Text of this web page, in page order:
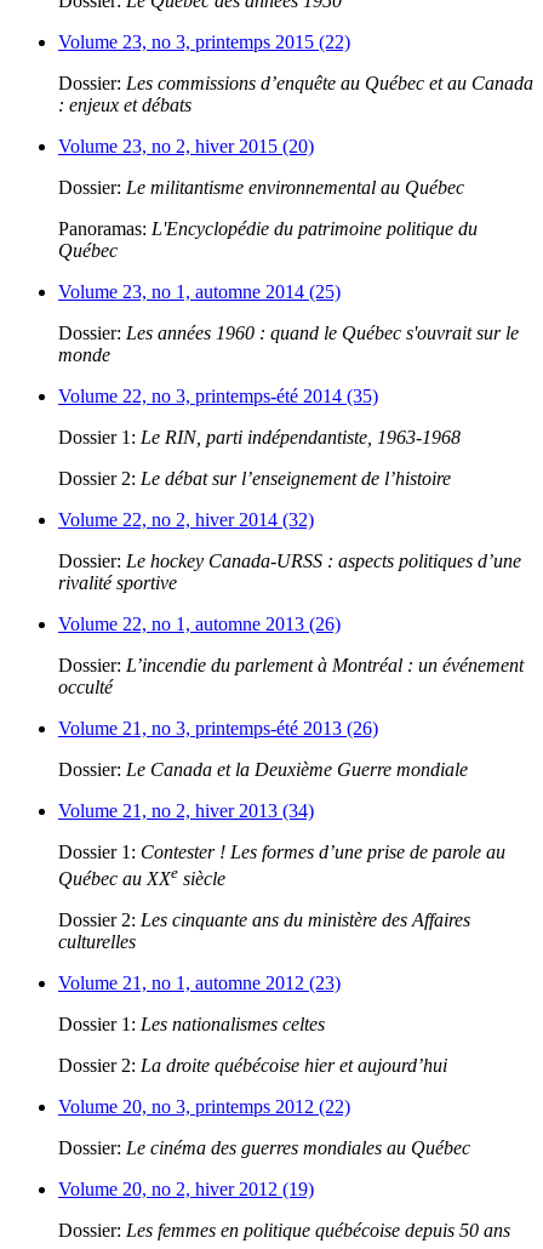
Volume 23, no 3, printemps 2015 (22)
Dossier: Les commissions d’enquête au Québec et au Canada
: enjeux et débats
Volume 23, no 2, hiver 2015 (20)
Dossier: Le militantisme environnemental au Québec
Panoramas: L'Encyclopédie du patrimoine politique du
Québec
Volume 23, no 1, automne 2014 (25)
Dossier: Les années 1960 : quand le Québec s'ouvrait sur le
monde
Volume 22, no 3, printemps-été 2014 (35)
Dossier 1: Le RIN, parti indépendantiste, 1963-1968
Dossier 2: Le débat sur l’enseignement de l’histoire
Volume 22, no 2, hiver 2014 (32)
Dossier: Le hockey Canada-URSS : aspects politiques d’une
rivalité sportive
Volume 22, no 1, automne 2013 (26)
Dossier: L’incendie du parlement à Montréal : un événement
occulté
Volume 21, no 3, printemps-été 2013 (26)
Dossier: Le Canada et la Deuxième Guerre mondiale
Volume 21, no 2, hiver 2013 (34)
Dossier 1: Contester ! Les formes d’une prise de parole au
Québec au XXe siècle
Dossier 2: Les cinquante ans du ministère des Affaires
culturelles
Volume 21, no 1, automne 2012 (23)
Dossier 1: Les nationalismes celtes
Dossier 2: La droite québécoise hier et aujourd’hui
Volume 20, no 3, printemps 2012 (22)
Dossier: Le cinéma des guerres mondiales au Québec
Volume 20, no 2, hiver 2012 (19)
Dossier: Les femmes en politique québécoise depuis 50 ans